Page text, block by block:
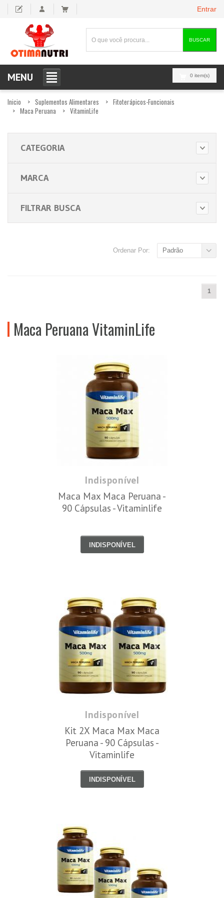
Entrar
BUSCAR
0 item(s)
MENU
Inicio Suplementos Alimentares
Fitoterápicos-Funcionais
Maca Peruana
VitaminLife
CATEGORIA
MARCA
FILTRAR BUSCA
Ordenar Por: Padrão
1
Maca Peruana VitaminLife
Indisponível
Maca Max Maca Peruana -
90 Cápsulas - Vitaminlife
INDISPONÍVEL
Indisponível
Kit 2X Maca Max Maca
Peruana - 90 Cápsulas -
Vitaminlife
INDISPONÍVEL